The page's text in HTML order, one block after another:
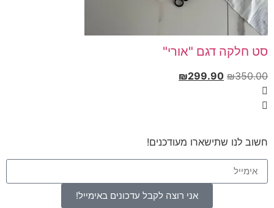
סט חלקה דגם "אורי"
₪350.00
₪299.90
חשוב לנו שתישארו מעודכנים!
אני רוצה לקבל עדכונים באימייל!